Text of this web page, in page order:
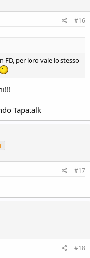
#16
FD, per loro vale lo stesso
Tapatalk
#17
#18